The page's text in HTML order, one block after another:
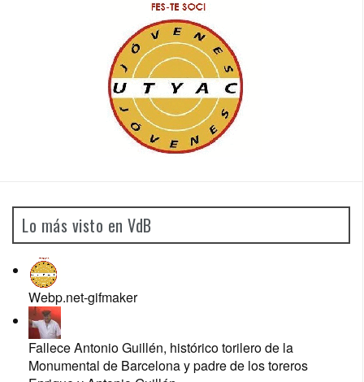
Lo más visto en VdB
Webp.net-gifmaker
Fallece Antonio Guillén, histórico torilero de la
Monumental de Barcelona y padre de los toreros